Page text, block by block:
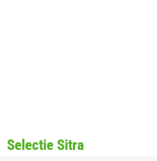
Selectie Sitra